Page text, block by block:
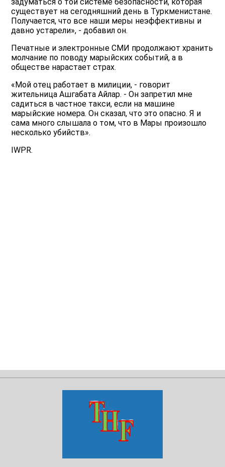
задуматься о той системе безопасности, которая
существует на сегодняшний день в Туркменистане.
Получается, что все наши меры неэффективны и
давно устарели», - добавил он.
Печатные и электронные СМИ продолжают хранить
молчание по поводу марыйских событий, а в
обществе нарастает страх.
«Мой отец работает в милиции, - говорит
жительница Ашгабата Айлар. - Он запретил мне
садиться в частное такси, если на машине
марыйские номера. Он сказал, что это опасно. Я и
сама много слышала о том, что в Мары произошло
несколько убийств».
IWPR.